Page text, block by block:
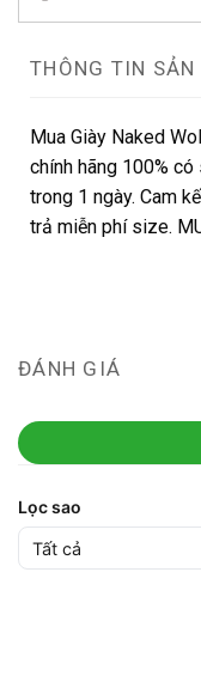
THÔNG TIN SẢN
Mua Giày Naked
chính hãng 100%
trong 1 ngày. Cam
trả miễn phí size.
ĐÁNH GIÁ
Lọc sao